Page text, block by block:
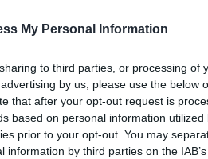
My Personal Information
to third parties, or processing of
by us, please use the below
that after your opt-out request is
based on personal information
prior to your opt-out. You may
by third parties on the
όπως η Smart και η Mini που
τους ανά τον κόσμο στον τομέα
τους! Οι σύγχρονες γενιές